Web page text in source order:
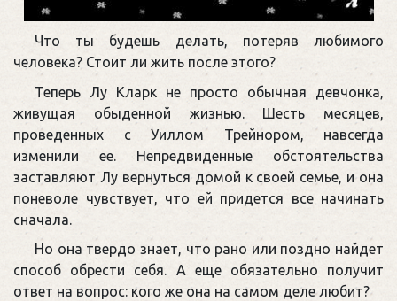
Что ты будешь делать, потеряв любимого
человека? Стоит ли жить после этого?
Теперь Лу Кларк не просто обычная девчонка,
живущая обыденной жизнью. Шесть месяцев,
проведенных с Уиллом Трейнором, навсегда
изменили ее. Непредвиденные обстоятельства
заставляют Лу вернуться домой к своей семье, и она
поневоле чувствует, что ей придется все начинать
сначала.
Но она твердо знает, что рано или поздно найдет
способ обрести себя. А еще обязательно получит
ответ на вопрос: кого же она на самом деле любит?